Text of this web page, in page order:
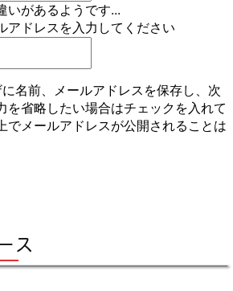
ル：
いがあるようです...
アドレスを入力してください
の
ウ
ェ
名前、メールアドレスを保存し、次
を省略したい場合はチェックを入れて
でメールアドレスが公開されることは
ス